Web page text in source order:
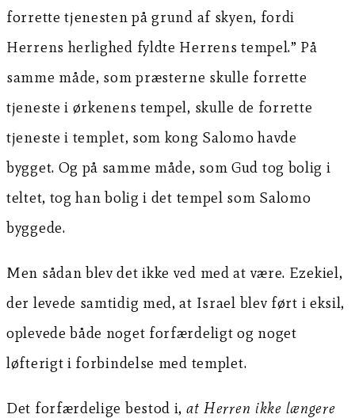
forrette tjenesten på grund af skyen, fordi
Herrens herlighed fyldte Herrens tempel.” På
samme måde, som præsterne skulle forrette
tjeneste i ørkenens tempel, skulle de forrette
tjeneste i templet, som kong Salomo havde
bygget. Og på samme måde, som Gud tog bolig i
teltet, tog han bolig i det tempel som Salomo
byggede.
Men sådan blev det ikke ved med at være. Ezekiel,
der levede samtidig med, at Israel blev ført i eksil,
oplevede både noget forfærdeligt og noget
løfterigt i forbindelse med templet.
Det forfærdelige bestod i, at Herren ikke længere